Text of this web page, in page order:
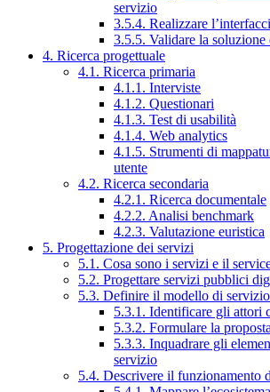
servizio
3.5.4. Realizzare
3.5.5. Validare la soluzione
4. Ricerca progettuale
4.1. Ricerca primaria
4.1.1. Interviste
4.1.2. Questionari
4.1.3. Test di usabilità
4.1.4. Web analytics
4.1.5. Strumenti di
utente
4.2. Ricerca secondaria
4.2.1. Ricerca documentale
4.2.2. Analisi benchmark
4.2.3. Valutazione euristica
5. Progettazione dei servizi
5.1. Cosa sono i servizi e il
5.2. Progettare servizi pubblici
5.3. Definire il modello di servizio
5.3.1. Identificare gli attori
5.3.2. Formulare la
5.3.3. Inquadrare gli
servizio
5.4. Descrivere il funzionamento